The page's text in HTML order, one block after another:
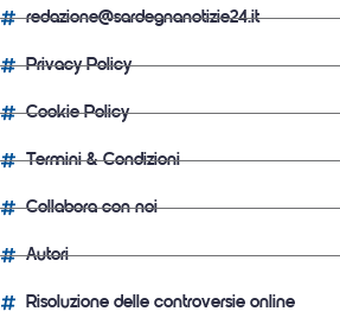
redazione@sardegnanotizie24.it
Privacy Policy
Cookie Policy
Termini & Condizioni
Collabora con noi
Autori
Risoluzione delle controversie online